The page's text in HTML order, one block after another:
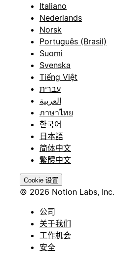
Italiano
Nederlands
Norsk
Português (Brasil)
Suomi
Svenska
Tiếng Việt
עברית
العربية
ภาษาไทย
한국어
日本語
简体中文
繁體中文
Cookie 设置
© 2026 Notion Labs, Inc.
公司
关于我们
工作机会
安全